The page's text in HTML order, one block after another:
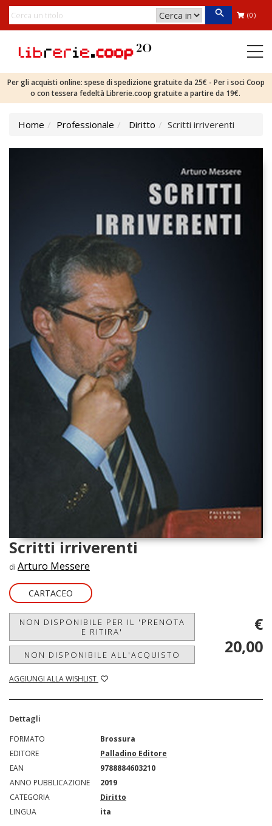
(0)
Per gli acquisti online: spese di spedizione gratuite da 25€ - Per i soci Coop
o con tessera fedeltà Librerie.coop gratuite a partire da 19€.
Home Professionale Diritto Scritti irriverenti
Scritti irriverenti
di Arturo Messere
CARTACEO
NON DISPONIBILE PER IL 'PRENOTA
E RITIRA'
NON DISPONIBILE ALL'ACQUISTO
AGGIUNGI ALLA WISHLIST
€
20,00
Dettagli
FORMATO
Brossura
EDITORE
Palladino Editore
EAN
9788884603210
ANNO PUBBLICAZIONE
2019
CATEGORIA
Diritto
LINGUA
ita